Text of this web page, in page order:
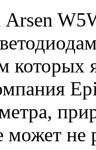
которых
не